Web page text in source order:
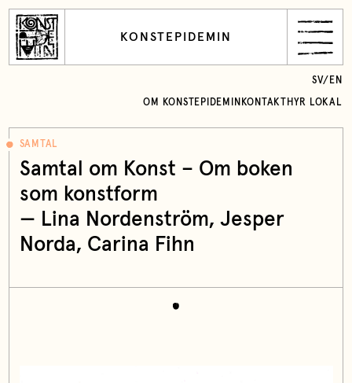
KONSTEPIDEMIN
OM KONSTEPIDEMIN KONTAKT HYR LOKAL
SV/ EN
SAMTAL
Samtal om Konst – Om boken
som konstform
— Lina Nordenström, Jesper
Norda, Carina Fihn